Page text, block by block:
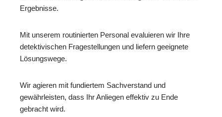
Ergebnisse.
Mit unserem routinierten Personal evaluieren wir Ihre
detektivischen Fragestellungen und liefern geeignete
Lösungswege.
Wir agieren mit fundiertem Sachverstand und
gewährleisten, dass Ihr Anliegen effektiv zu Ende
gebracht wird.